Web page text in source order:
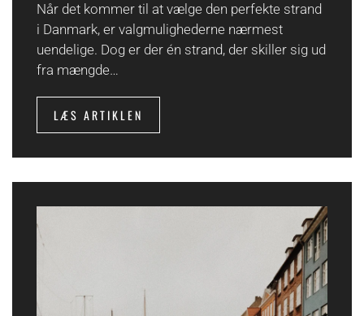
Når det kommer til at vælge den perfekte strand
i Danmark, er valgmulighederne nærmest
uendelige. Dog er der én strand, der skiller sig ud
fra mængde…
LÆS ARTIKLEN